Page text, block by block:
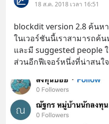
18 ส.ค. 2018 เวลา 16:51
blockdit version 2.8 ค้นห
ในเวอร์ชันนี้เราสามารถค้
และมี suggested people
ส่วนอีกฟีเจอร์หนึ่งที่น่าสนใ